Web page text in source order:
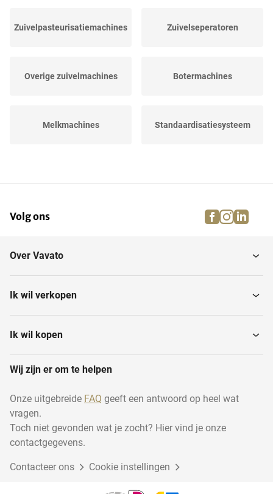
Zuivelpasteurisatiemachines Zuivelseperatoren
Overige zuivelmachines Botermachines
Melkmachines Standaardisatiesysteem
Volg ons facebook
Over Vavato
Ik wil verkopen
Ik wil kopen
Wij zijn er om te helpen
Onze uitgebreide FAQ geeft een antwoord op heel wat
vragen.
Toch niet gevonden wat je zocht? Hier vind je onze
contactgegevens.
Contacteer ons Cookie instellingen